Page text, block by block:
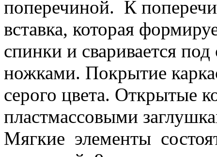
поперечиной. К
вставка, которая
спинки и сваривается
ножками. Покрытие
серого цвета. Открытые
пластмассовыми
Мягкие элементы